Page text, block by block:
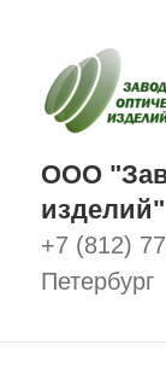
ООО
изделий"
+7 (812)
Петербург